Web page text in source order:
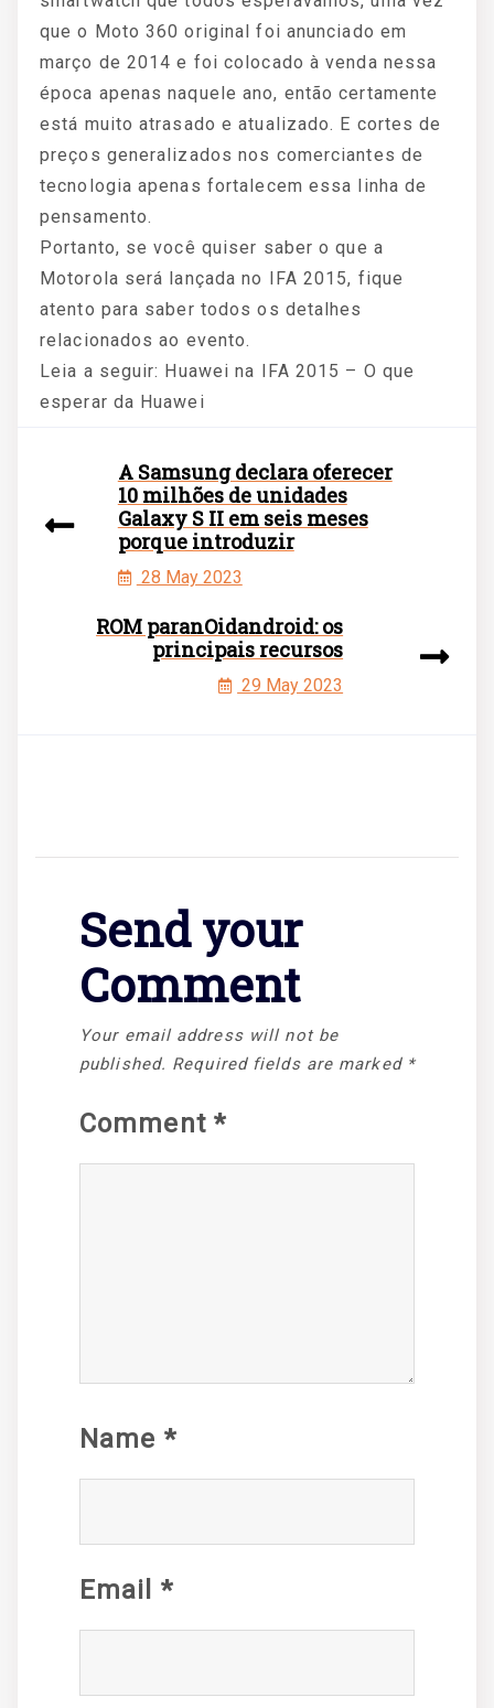
que o Moto 360 original foi anunciado em
março de 2014 e foi colocado à venda nessa
época apenas naquele ano, então certamente
está muito atrasado e atualizado. E cortes de
preços generalizados nos comerciantes de
tecnologia apenas fortalecem essa linha de
pensamento.
Portanto, se você quiser saber o que a
Motorola será lançada no IFA 2015, fique
atento para saber todos os detalhes
relacionados ao evento.
Leia a seguir: Huawei na IFA 2015 – O que
esperar da Huawei
A Samsung declara oferecer
10 milhões de unidades
Galaxy S II em seis meses
porque introduzir
28 May 2023
ROM paranOidandroid: os
principais recursos
29 May 2023
Send your
Comment
Your email address will not be
published. Required fields are marked *
Comment *
Name *
Email *